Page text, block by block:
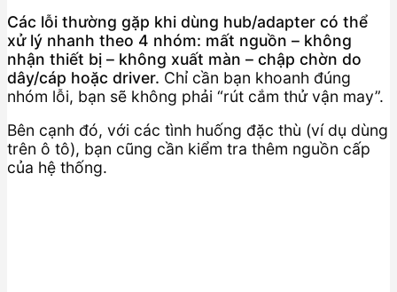
Các lỗi thường gặp khi dùng hub/adapter có thể
xử lý nhanh theo 4 nhóm: mất nguồn – không
nhận thiết bị – không xuất màn – chập chờn do
dây/cáp hoặc driver. Chỉ cần bạn khoanh đúng
nhóm lỗi, bạn sẽ không phải “rút cắm thử vận may”.
Bên cạnh đó, với các tình huống đặc thù (ví dụ dùng
trên ô tô), bạn cũng cần kiểm tra thêm nguồn cấp
của hệ thống.